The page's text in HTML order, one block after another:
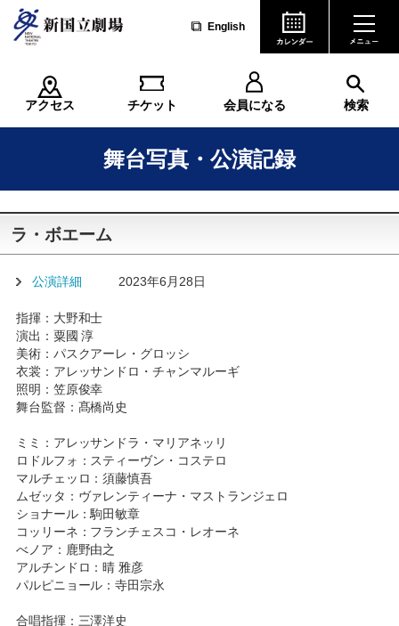
English
アクセス チケット 会員になる 検索
舞台写真・公演記録
ラ・ボエーム
公演詳細 2023年6月28日
指揮：大野和士
演出：粟國 淳
美術：パスクアーレ・グロッシ
衣裳：アレッサンドロ・チャンマルーギ
照明：笠原俊幸
舞台監督：髙橋尚史
ミミ：アレッサンドラ・マリアネッリ
ロドルフォ：スティーヴン・コステロ
マルチェッロ：須藤慎吾
ムゼッタ：ヴァレンティーナ・マストランジェロ
ショナール：駒田敏章
コッリーネ：フランチェスコ・レオーネ
べノア：鹿野由之
アルチンドロ：晴 雅彦
パルピニョール：寺田宗永
合唱指揮：三澤洋史